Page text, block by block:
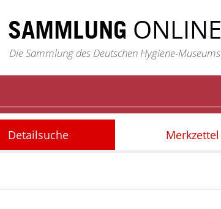
SAMMLUNG ONLINE
Die Sammlung des Deutschen Hygiene-Museums
Detailsuche Merkzettel